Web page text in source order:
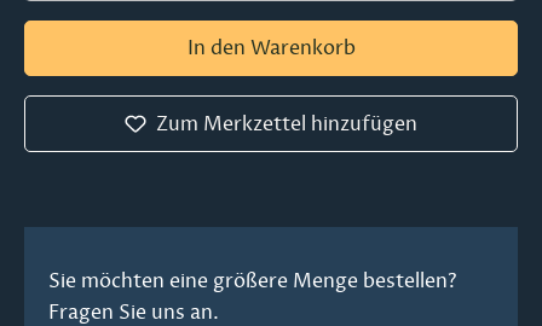
In den Warenkorb
Zum Merkzettel hinzufügen
Sie möchten eine größere Menge bestellen?
Fragen Sie uns an.